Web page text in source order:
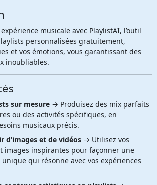
musicale avec PlaylistAI, l’outil
personnalisées gratuitement,
et vos émotions, vous garantissant des
inoubliables.
sur mesure→ Produisez des mix parfaits
ou des activités spécifiques, en
musicaux précis.
d’images et de vidéos→ Utilisez vos
images inspirantes pour façonner une
qui résonne avec vos expériences